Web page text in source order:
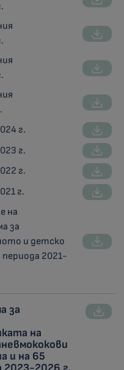
г.
г.
г.
г.
на
за
и детско
периода 2021-
за
на
и на 65